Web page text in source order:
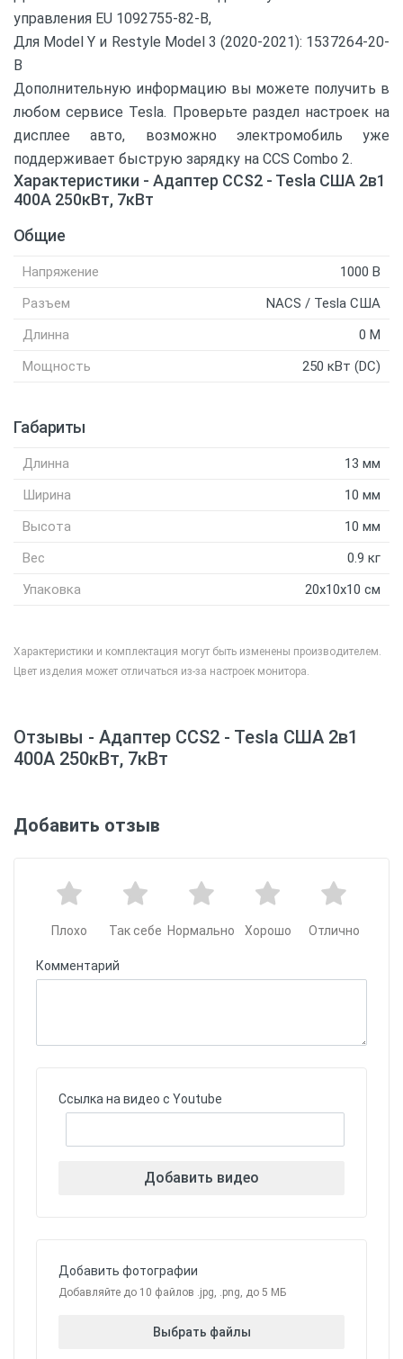
управления EU 1092755-82-B,
Для Model Y и Restyle Model 3 (2020-2021): 1537264-20-
B
Дополнительную информацию вы можете получить в
любом сервисе Tesla. Проверьте раздел настроек на
дисплее авто, возможно электромобиль уже
поддерживает быструю зарядку на CCS Combo 2.
Характеристики - Адаптер CCS2 - Tesla США 2в1
400А 250кВт, 7кВт
Общие
Напряжение
1000 В
Разъем
NACS / Tesla США
Длинна
0 M
Мощность
250 кВт (DC)
Габариты
Длинна
13 мм
Ширина
10 мм
Высота
10 мм
Вес
0.9 кг
Упаковка
20x10x10 см
Характеристики и комплектация могут быть изменены производителем.
Цвет изделия может отличаться из-за настроек монитора.
Отзывы - Адаптер CCS2 - Tesla США 2в1
400А 250кВт, 7кВт
Добавить отзыв
Плохо Так себе Нормально Хорошо Отлично
Комментарий
Ссылка на видео с Youtube
Добавить видео
Добавить фотографии
Добавляйте до 10 файлов .jpg, .png, до 5 МБ
Выбрать файлы